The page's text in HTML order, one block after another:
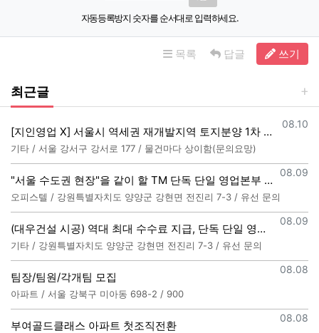
자동등록방지 숫자를 순서대로 입력하세요.
목록 답글 쓰기
최근글
등록일
08.10
[지인영업 X] 서울시 역세권 재개발지역 토지분양 1차 상담사 모집합니다.
기타 / 서울 강서구 강서로 177 / 물건마다 상이함(문의요망)
등록일
08.09
"서울 수도권 현장"을 같이 할 TM 단독 단일 영업본부 팀 선착순 모집
오피스텔 / 강원특별자치도 양양군 강현면 전진리 7-3 / 유선 문의
등록일
08.09
(대우건설 시공) 역대 최대 수수료 지급, 단독 단일 영업본부 선착순 모집
기타 / 강원특별자치도 양양군 강현면 전진리 7-3 / 유선 문의
등록일
08.08
팀장/팀원/각개팀 모집
아파트 / 서울 강북구 미아동 698-2 / 900
등록일
08.08
부여골드클래스 아파트 첫조직전환